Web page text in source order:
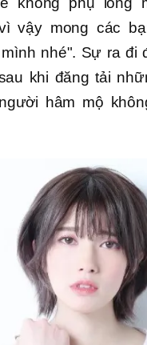
vậy mong các
nhé". Sự ra đi
khi đăng tải
hâm mộ